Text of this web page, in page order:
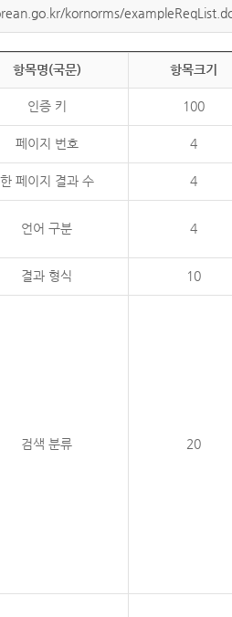
kornorms/
항목명(국문) 항목크기
인증 키 100
페이지 번호 4
한 페이지 결과 수 4
언어 구분 4
결과 형식 10
검색 분류 20